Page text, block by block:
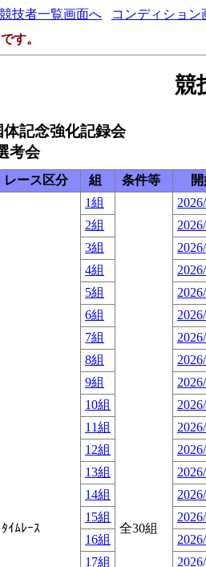
競技者一覧画面へ
コンディション
す。
競
記念強化記録会
考会
レース区分 組 条件等
ﾀｲﾑﾚｰｽ
1組
全30組
2組
3組
4組
5組
6組
7組
8組
9組
10組
11組
12組
13組
14組
15組
16組
17組